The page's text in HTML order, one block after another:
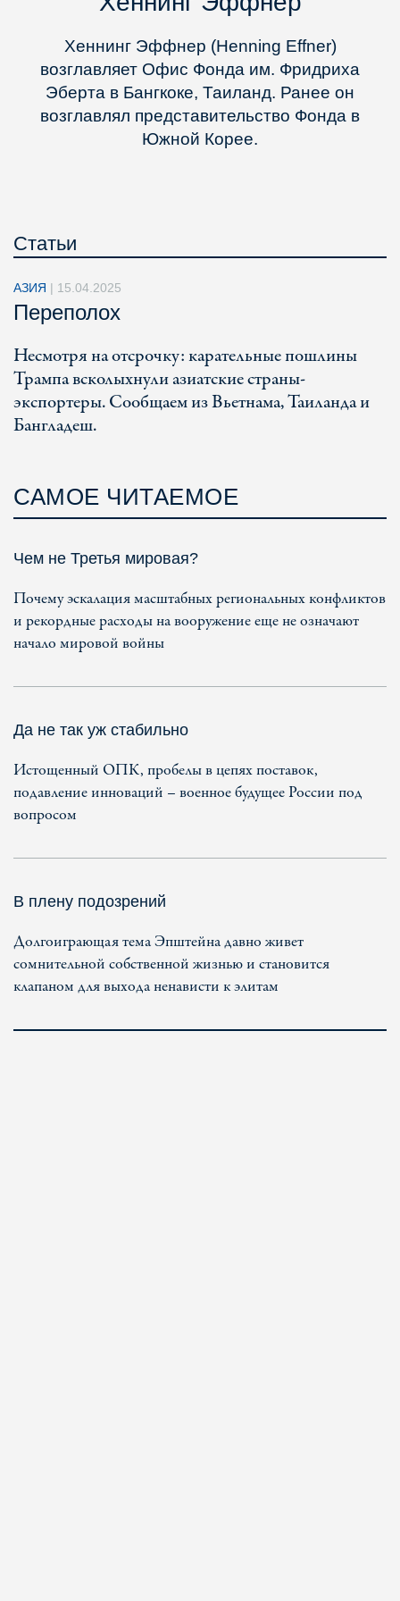
Хеннинг Эффнер (Henning Effner)
возглавляет Офис Фонда им. Фридриха
Эберта в Бангкоке, Таиланд. Ранее он
возглавлял представительство Фонда в
Южной Корее.
Статьи
АЗИЯ | 15.04.2025
Переполох
Несмотря на отсрочку: карательные пошлины
Трампа всколыхнули азиатские страны-
экспортеры. Сообщаем из Вьетнама, Таиланда и
Бангладеш.
САМОЕ ЧИТАЕМОЕ
Чем не Третья мировая?
Почему эскалация масштабных региональных конфликтов
и рекордные расходы на вооружение еще не означают
начало мировой войны
Да не так уж стабильно
Истощенный ОПК, пробелы в цепях поставок,
подавление инноваций – военное будущее России под
вопросом
В плену подозрений
Долгоиграющая тема Эпштейна давно живет
сомнительной собственной жизнью и становится
клапаном для выхода ненависти к элитам